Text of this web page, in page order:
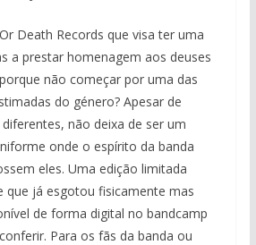
Death Records que visa ter uma
a prestar homenagem aos deuses
não começar por uma das
do género? Apesar de
não deixa de ser um
onde o espírito da banda
eles. Uma edição limitada
que já esgotou fisicamente mas
de forma digital no bandcamp
Para os fãs da banda ou